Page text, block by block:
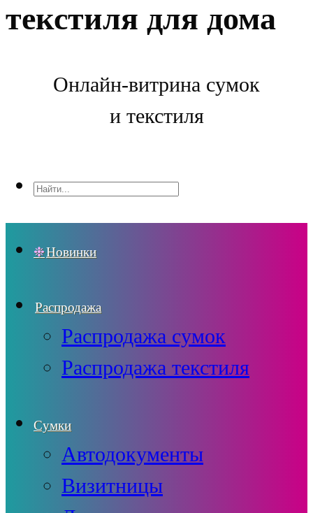
текстиля для дома
Онлайн-витрина сумок
и текстиля
Новинки
Распродажа
Распродажа сумок
Распродажа текстиля
Сумки
Автодокументы
Визитницы